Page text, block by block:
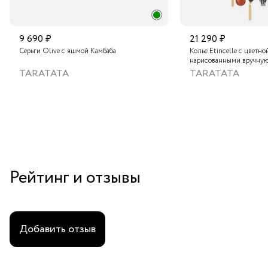
9 690 ₽
Серьги Olive с яшмой Камбаба
TARATATA
21 290 ₽
Колье Etincelle с
нарисованными
слюдяным порошком,
стеклянными бусинам
TARATATA
Рейтинг и отзывы
Добавить отзыв